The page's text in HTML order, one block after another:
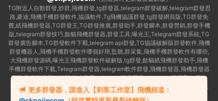
TG附近人自動群發,炒群,飛機群發,tg群發器,telegram群發破解,telegram群發思
路,豪迪,飛機手機群發軟件,協議軟件,Tg飛機協議群發,tg群發網頁版,TG群發免
費,紙飛機群發器,TG群發王,TG群發推廣,群發助手,群發腳本,群發營銷,群發手機
版,telegram群發技巧,餘貓飛機群發器,群發工具,曝光王,Telegram群發系統,TG
群發廣告腳本,TG群發軟件下載,telegram api群發,TG協議破解版群發軟件,飛機
群發機器人,飛機手機群發軟件哪個好用,監聽,群采集,飛機手機群發軟件有哪些,
大飛機群發源碼,曝光王飛機群發軟件破解版,tg群發,餘貓紙飛機群發助手,飛機
手機群發軟件下載,Telegram群發器,telegram軟件群發,飛機群發器,飛機群發器
下載,飛機群發器破解版,拉人助手,telegram群發工具,telegram 群發言,加群軟
件,Telegram怎麽群發,協議号注冊機,TG機器人群發消息,群發軟件,tg群發器免
費版,私信軟件,tg群發廣告,telegram群發規則,telegram群發,telegram 群發,拉
更多群發器，請進入【刺客工作室】飛機頻道：